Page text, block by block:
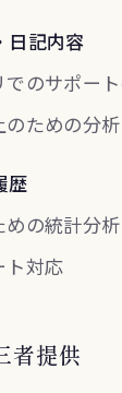
日記内容
のサポー
のための分析
歴
めの統計分析
ト対応
者提供